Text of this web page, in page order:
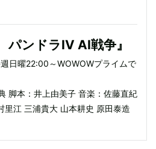
ンドラIV AI戦争』
日曜22:00～WOWOWプライムで
脚本：井上由美子 音楽：佐藤直紀
里江 三浦貴大 山本耕史 原田泰造